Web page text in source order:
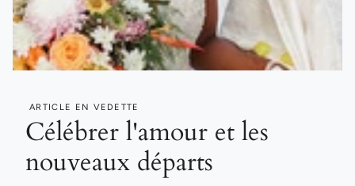
ARTICLE EN VEDETTE
Célébrer l'amour et les
nouveaux départs